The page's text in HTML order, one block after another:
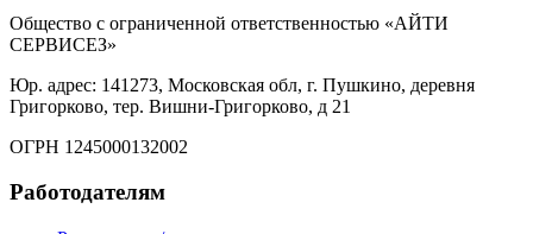
Общество с ограниченной ответственностью «АЙТИ
СЕРВИСЕЗ»
Юр. адрес: 141273, Московская обл, г. Пушкино, деревня
Григорково, тер. Вишни-Григорково, д 21
ОГРН 1245000132002
Работодателям